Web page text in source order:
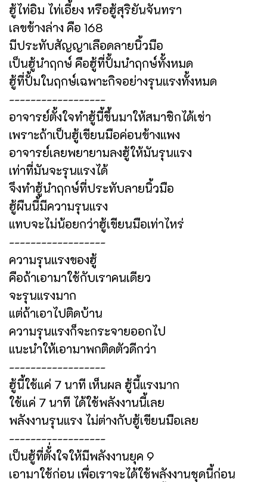
ฮู้ไท่อิม ไท่เอี้ยง หรือฮู้สุริยันจันทรา
เลขข้างล่าง คือ 168
มีประทับสัญญาเลือดลายนิ้วมือ
เป็นฮู้นำฤกษ์ คือฮู้ที่ปั้มนำฤกษ์ทั้งหมด
ฮู้ที่ปั้มในฤกษ์เฉพาะกิจอย่างรุนแรงทั้งหมด
------------------
อาจารย์ตั้งใจทำฮู้นี้ขึ้นมาให้สมาชิกได้เช่า
เพราะถ้าเป็นฮู้เขียนมือค่อนข้างแพง
อาจารย์เลยพยายามลงฮู้ให้มันรุนแรง
เท่าที่มันจะรุนแรงได้
จึงทำฮู้นำฤกษ์ที่ประทับลายนิ้วมือ
ฮู้ผืนนี้มีความรุนแรง
แทบจะไม่น้อยกว่าฮู้เขียนมือเท่าไหร่
------------------
ความรุนแรงของฮู้
คือถ้าเอามาใช้กับเราคนเดียว
จะรุนแรงมาก
แต่ถ้าเอาไปติดบ้าน
ความรุนแรงก็จะกระจายออกไป
แนะนำให้เอามาพกติดตัวดีกว่า
------------------
ฮู้นี้ใช้แค่ 7 นาที เห็นผล ฮู้นี้แรงมาก
ใช้แค่ 7 นาที ได้ใช้พลังงานนี้เลย
พลังงานรุนแรง ไม่ต่างกับฮู้เขียนมือเลย
------------------
เป็นฮู้ที่ตั้่งใจให้มีพลังงานยุค 9
เอามาใช้ก่อน เพื่อเราจะได้ใช้พลังงานชุดนี้ก่อน